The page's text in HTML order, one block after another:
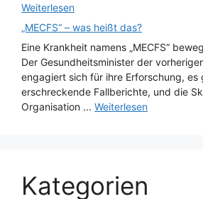
Weiterlesen
„MECFS“ – was heißt das?
Eine Krankheit namens „MECFS“
Der Gesundheitsminister der
engagiert sich für ihre Erforschung, es
erschreckende Fallberichte, und die
Organisation ... Weiterlesen
Kategorien